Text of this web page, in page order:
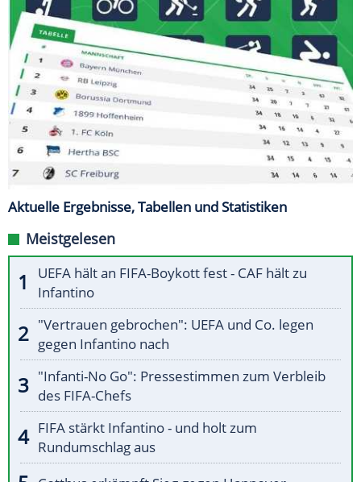
Aktuelle Ergebnisse, Tabellen und Statistiken
Meistgelesen
UEFA hält an FIFA-Boykott fest - CAF hält zu
Infantino
"Vertrauen gebrochen": UEFA und Co. legen
gegen Infantino nach
"Infanti-No Go": Pressestimmen zum Verbleib
des FIFA-Chefs
FIFA stärkt Infantino - und holt zum
Rundumschlag aus